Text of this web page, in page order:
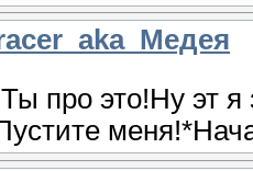
про это!Ну эт